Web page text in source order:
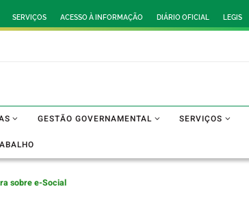
SERVIÇOS ACESSO À INFORMAÇÃO DIÁRIO OFICIAL LEGIS
GESTÃO GOVERNAMENTAL SERVIÇOS
sobre e-Social